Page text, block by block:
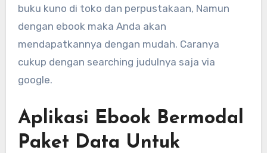
buku kuno di toko dan perpustakaan, Namun
dengan ebook maka Anda akan
mendapatkannya dengan mudah. Caranya
cukup dengan searching judulnya saja via
google.
Aplikasi Ebook Bermodal
Paket Data Untuk